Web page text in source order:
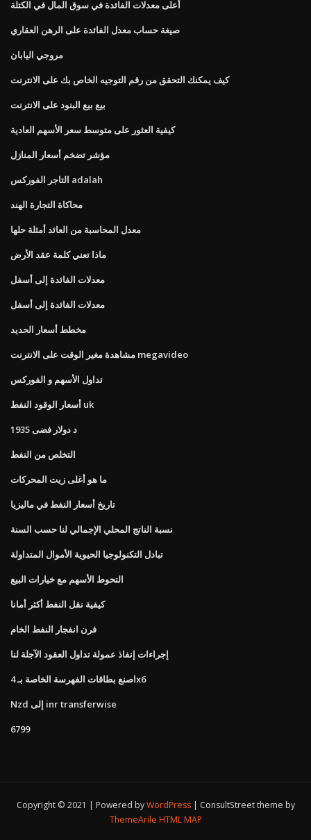
أعلى معدلات الفائدة في سوق المال في الكتلة
صيغة حساب معدل الفائدة على الرهن العقاري
مروجي اليابان
كيف يمكنك التحقق من رقم التوجيه الخاص بك على الانترنت
بيع بيع البنود على الانترنت
كيفية العثور على متوسط ​​سعر الأسهم العادية
مؤشر تضخم أسعار المنازل
التاجر الفوركس adalah
محاكاة التجارة الهند
معدل المحاسبة من العائد أمثلة حلها
ماذا تعني كلمة عقد الأرض
معدلات الفائدة إلى أسفل
معدلات الفائدة إلى أسفل
مخطط أسعار الحديد
مشاهدة مغير الوقت على الانترنت megavideo
تداول الأسهم و الفوركس
أسعار الوقود النفط uk
1935 د دولار فضى
التخلص من النفط
ما هو أغلى زيت المحركات
تاريخ أسعار النفط في ماليزيا
نسبة الناتج المحلي الإجمالي لنا حسب السنة
تبادل التكنولوجيا الحيوية الأموال المتداولة
التحوط الأسهم مع خيارات البيع
كيفية نقل النفط أكثر أمانا
فرن انفجار النفط الخام
إجراءات إنفاذ عمولة تداول العقود الآجلة لنا
اصنع بطاقات الفهرسة الخاصة بـ 4x6
Nzd إلى inr transferwise
6799
Copyright © 2021 | Powered byWordPress
ConsultStreet theme by
ThemeArile HTML MAP